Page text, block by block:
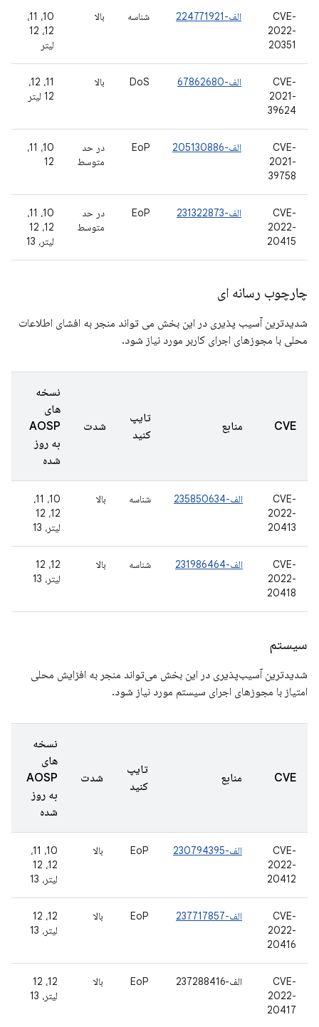
CVE-
2022-
20351
الف-224771921 شناسه بالا
10، 11،
12، 12
لیتر
CVE-
2021-
39624
الف-67862680 DoS بالا
11، 12،
12 لیتر
CVE-
2021-
39758
الف-205130886 EoP
در حد
متوسط
10، 11،
12
CVE-
2022-
20415
الف-231322873 EoP
در حد
متوسط
10، 11،
12، 12
لیتر، 13
چارچوب رسانه ای
شدیدترین آسیب پذیری در این بخش می تواند منجر به افشای اطلاعات
محلی با مجوزهای اجرای کاربر مورد نیاز شود.
CVE منابع
تایپ
کنید
شدت
نسخه
های
AOSP
به روز
شده
CVE-
2022-
20413
الف-235850634 شناسه بالا
10، 11،
12، 12
لیتر، 13
CVE-
2022-
20418
الف-231986464 شناسه بالا
12، 12
لیتر، 13
سیستم
شدیدترین آسیب‌پذیری در این بخش می‌تواند منجر به افزایش محلی
امتیاز با مجوزهای اجرای سیستم مورد نیاز شود.
CVE منابع
تایپ
کنید
شدت
نسخه
های
AOSP
به روز
شده
CVE-
2022-
20412
الف-230794395 EoP بالا
10، 11،
12، 12
لیتر، 13
CVE-
2022-
20416
الف-237717857 EoP بالا
12، 12
لیتر، 13
CVE-
2022-
20417
الف-237288416 EoP بالا
12، 12
لیتر، 13